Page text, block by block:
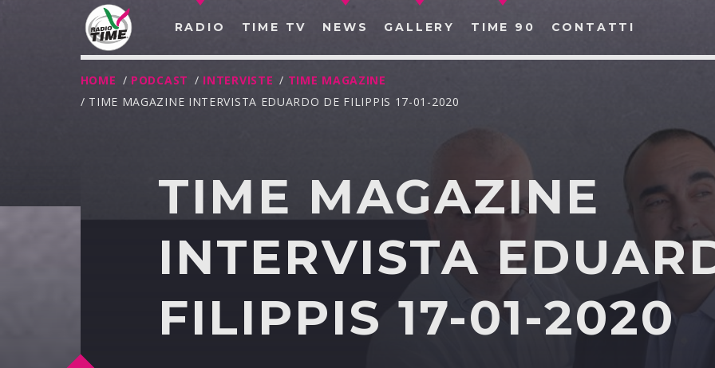
RADIO TIME TV NEWS GALLERY TIME 90 CONTATTI
CERCA NEL SITO WEB:
HOME / PODCAST / INTERVISTE / TIME MAGAZINE
/ TIME MAGAZINE INTERVISTA EDUARDO DE FILIPPIS 17-01-2020
TIME MAGAZINE
INTERVISTA
FILIPPIS 17-01-2020